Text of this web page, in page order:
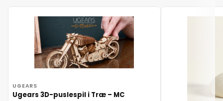
UGEARS
Ugears 3D-puslespil i Træ – MC